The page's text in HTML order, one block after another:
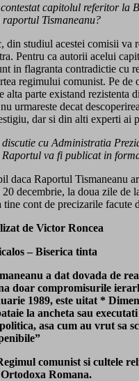
capitolul referitor la
Tismaneanu?
din studiul acestei comisii va
Pentru ca autorii acelui
in flagranta contradictie cu
regimului comunist. Pe de
alta parte existand
urmareste decat
dar si din alti experti ai
cu Administratia
Raportul va fi publicat in
daca Raportul Tismaneanu
decembrie, la doua zile de
tine cont de precizarile facute
de Victor Roncea
– Biserica tinta
a dat dovada de
doar compromisurile
1989, este uitat *
la ancheta sau
asa cum au vrut sa
comunist si cultele
Romana.